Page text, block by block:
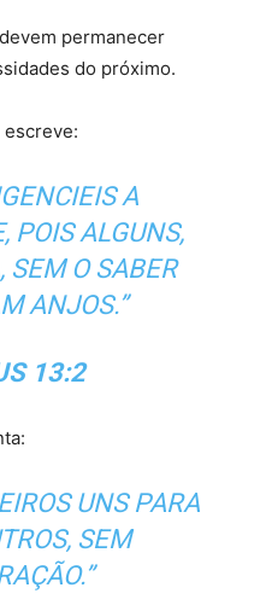
permanecer
do próximo.
escreve:
A
POIS ALGUNS,
SEM O SABER
ANJOS.”
13:2
UNS PARA
SEM